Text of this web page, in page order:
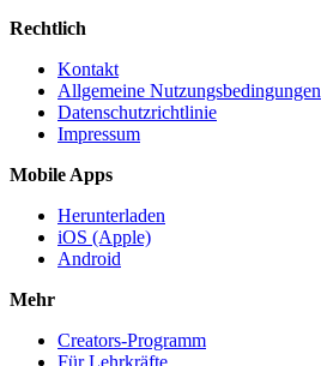
Rechtlich
Kontakt
Allgemeine Nutzungsbedingungen
Datenschutzrichtlinie
Impressum
Mobile Apps
Herunterladen
iOS (Apple)
Android
Mehr
Creators-Programm